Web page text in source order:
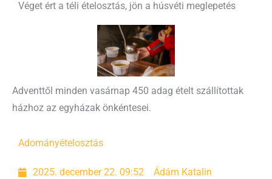
Véget ért a téli ételosztás, jön a húsvéti meglepetés
Adventtől minden vasárnap 450 adag ételt szállítottak
házhoz az egyházak önkéntesei.
Adományételosztás
2025. december 22. 09:52 Ádám Katalin